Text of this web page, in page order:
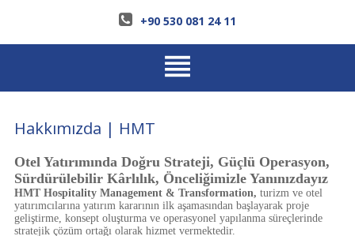
+90 530 081 24 11
Hakkımızda | HMT
Otel Yatırımında Doğru Strateji, Güçlü Operasyon,
Sürdürülebilir Kârlılık, Önceliğimizle Yanınızdayız
HMT Hospitality Management & Transformation, turizm ve otel
yatırımcılarına yatırım kararının ilk aşamasından başlayarak proje
geliştirme, konsept oluşturma ve operasyonel yapılanma süreçlerinde
stratejik çözüm ortağı olarak hizmet vermektedir.